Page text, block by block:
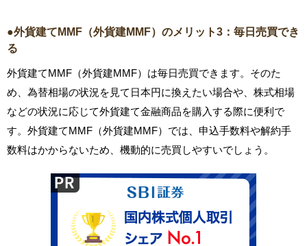
●外貨建てMMF（外貨建MMF）のメリット3：毎日売買でき
る
外貨建てMMF（外貨建MMF）は毎日売買できます。そのた
め、為替相場の状況を見て日本円に換えたい場合や、株式相場
などの状況に応じて外貨建て金融商品を購入する際に便利で
す。外貨建てMMF（外貨建MMF）では、申込手数料や解約手
数料はかからないため、機動的に売買しやすいでしょう。